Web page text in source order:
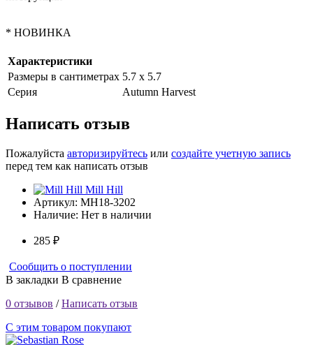
* НОВИНКА
Характеристики
Размеры в сантиметрах 5.7 х 5.7
Серия
Autumn Harvest
Написать отзыв
Пожалуйста авторизируйтесь или создайте учетную запись
перед тем как написать отзыв
Mill Hill
Артикул: MH18-3202
Наличие: Нет в наличии
285 ₽
Сообщить о поступлении
В закладки В сравнение
0 отзывов /Написать отзыв
С этим товаром покупают